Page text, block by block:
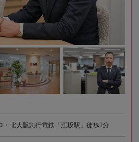
・北大阪急行電鉄「江坂駅」徒歩1分